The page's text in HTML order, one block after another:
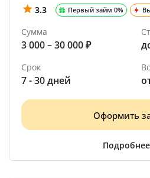
3.3 Первый займ 0%
Сумма
3 000 – 30 000 ₽
Срок
7 - 30 дней
Оформить